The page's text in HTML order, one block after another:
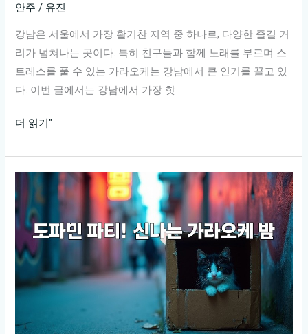
스!
안주 / 유진
강남은 서울에서 가장 활기찬 지역 중 하나로, 다양한 즐길 거
리가 넘쳐나는 곳이다. 특히 친구들과 함께 노래를 부르며 스
트레스를 풀 수 있는 가라오케는 강남에서 큰 인기를 끌고 있
다. 이번 글에서는 강남에서 가장 핫
강
에
가
장
한
라
케
더 읽기"